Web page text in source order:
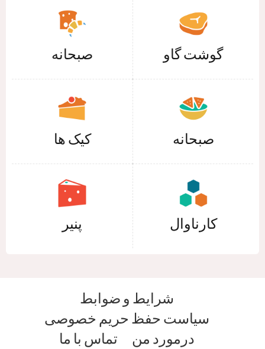
گوشت گاو صبحانه
صبحانه کیک ها
کارناوال پنیر
شرایط و ضوابط
سیاست حفظ حریم خصوصی
درمورد من
تماس با ما